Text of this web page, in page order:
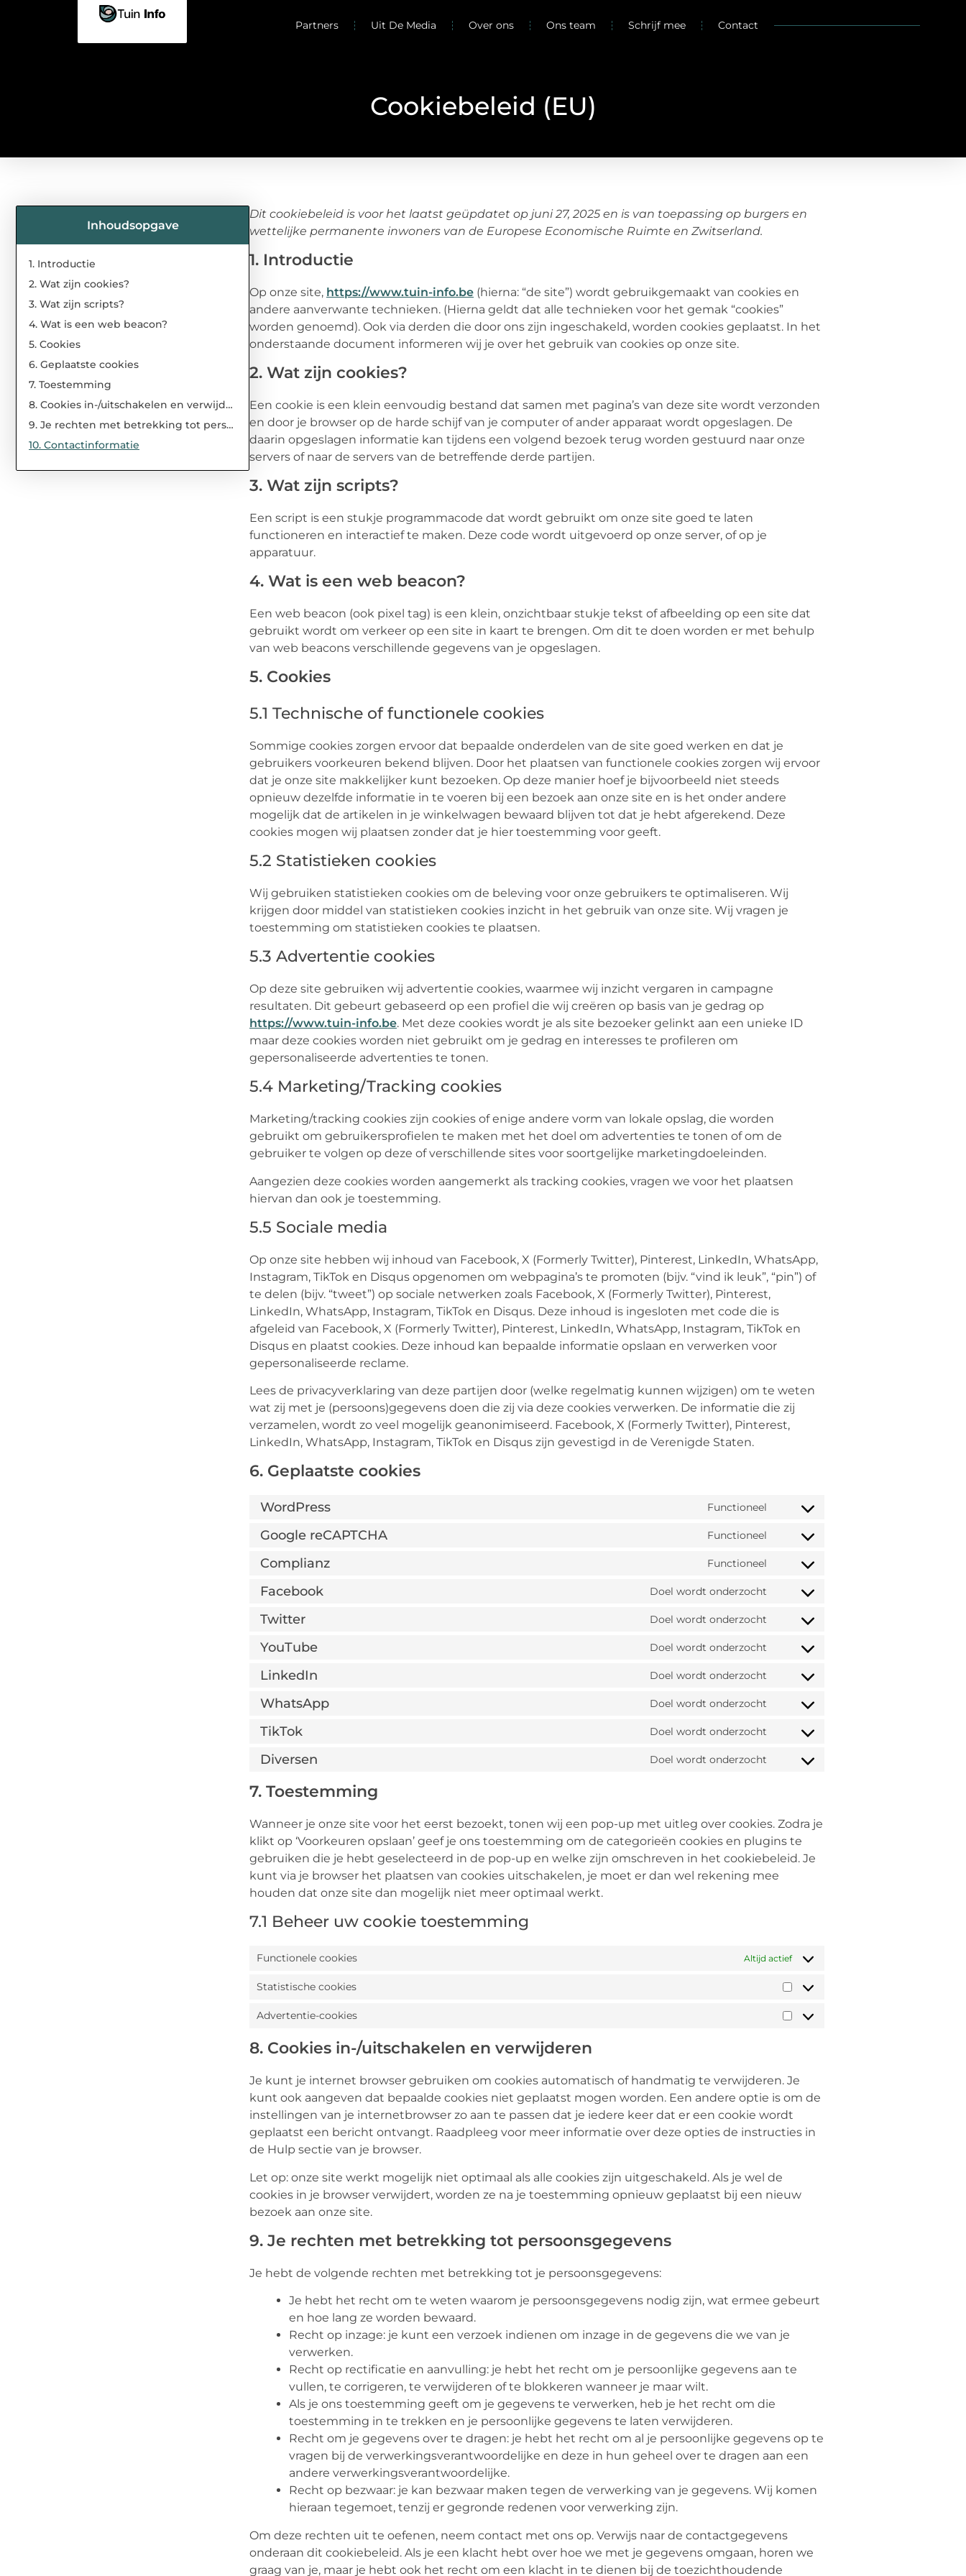
Partners Uit De Media Over ons Ons team Schrijf mee Contact
Cookiebeleid (EU)
Dit cookiebeleid is voor het laatst geüpdatet op juni 27, 2025 en is van toepassing op burgers en
wettelijke permanente inwoners van de Europese Economische Ruimte en Zwitserland.
1. Introductie
Op onze site, https://www.tuin-info.be (hierna: “de site”) wordt gebruikgemaakt van cookies en
andere aanverwante technieken. (Hierna geldt dat alle technieken voor het gemak “cookies”
worden genoemd). Ook via derden die door ons zijn ingeschakeld, worden cookies geplaatst. In het
onderstaande document informeren wij je over het gebruik van cookies op onze site.
2. Wat zijn cookies?
Een cookie is een klein eenvoudig bestand dat samen met pagina’s van deze site wordt verzonden
en door je browser op de harde schijf van je computer of ander apparaat wordt opgeslagen. De
daarin opgeslagen informatie kan tijdens een volgend bezoek terug worden gestuurd naar onze
servers of naar de servers van de betreffende derde partijen.
3. Wat zijn scripts?
Een script is een stukje programmacode dat wordt gebruikt om onze site goed te laten
functioneren en interactief te maken. Deze code wordt uitgevoerd op onze server, of op je
apparatuur.
4. Wat is een web beacon?
Een web beacon (ook pixel tag) is een klein, onzichtbaar stukje tekst of afbeelding op een site dat
gebruikt wordt om verkeer op een site in kaart te brengen. Om dit te doen worden er met behulp
van web beacons verschillende gegevens van je opgeslagen.
5. Cookies
5.1 Technische of functionele cookies
Sommige cookies zorgen ervoor dat bepaalde onderdelen van de site goed werken en dat je
gebruikers voorkeuren bekend blijven. Door het plaatsen van functionele cookies zorgen wij ervoor
dat je onze site makkelijker kunt bezoeken. Op deze manier hoef je bijvoorbeeld niet steeds
opnieuw dezelfde informatie in te voeren bij een bezoek aan onze site en is het onder andere
mogelijk dat de artikelen in je winkelwagen bewaard blijven tot dat je hebt afgerekend. Deze
cookies mogen wij plaatsen zonder dat je hier toestemming voor geeft.
5.2 Statistieken cookies
Wij gebruiken statistieken cookies om de beleving voor onze gebruikers te optimaliseren. Wij
krijgen door middel van statistieken cookies inzicht in het gebruik van onze site. Wij vragen je
toestemming om statistieken cookies te plaatsen.
5.3 Advertentie cookies
Op deze site gebruiken wij advertentie cookies, waarmee wij inzicht vergaren in campagne
resultaten. Dit gebeurt gebaseerd op een profiel die wij creëren op basis van je gedrag op
https://www.tuin-info.be. Met deze cookies wordt je als site bezoeker gelinkt aan een unieke ID
maar deze cookies worden niet gebruikt om je gedrag en interesses te profileren om
gepersonaliseerde advertenties te tonen.
5.4 Marketing/Tracking cookies
Marketing/tracking cookies zijn cookies of enige andere vorm van lokale opslag, die worden
gebruikt om gebruikersprofielen te maken met het doel om advertenties te tonen of om de
gebruiker te volgen op deze of verschillende sites voor soortgelijke marketingdoeleinden.
Aangezien deze cookies worden aangemerkt als tracking cookies, vragen we voor het plaatsen
hiervan dan ook je toestemming.
5.5 Sociale media
Op onze site hebben wij inhoud van Facebook, X (Formerly Twitter), Pinterest, LinkedIn, WhatsApp,
Instagram, TikTok en Disqus opgenomen om webpagina’s te promoten (bijv. “vind ik leuk”, “pin”) of
te delen (bijv. “tweet”) op sociale netwerken zoals Facebook, X (Formerly Twitter), Pinterest,
LinkedIn, WhatsApp, Instagram, TikTok en Disqus. Deze inhoud is ingesloten met code die is
afgeleid van Facebook, X (Formerly Twitter), Pinterest, LinkedIn, WhatsApp, Instagram, TikTok en
Disqus en plaatst cookies. Deze inhoud kan bepaalde informatie opslaan en verwerken voor
gepersonaliseerde reclame.
Lees de privacyverklaring van deze partijen door (welke regelmatig kunnen wijzigen) om te weten
wat zij met je (persoons)gegevens doen die zij via deze cookies verwerken. De informatie die zij
verzamelen, wordt zo veel mogelijk geanonimiseerd. Facebook, X (Formerly Twitter), Pinterest,
LinkedIn, WhatsApp, Instagram, TikTok en Disqus zijn gevestigd in de Verenigde Staten.
6. Geplaatste cookies
WordPress Functioneel
Google reCAPTCHA Functioneel
Complianz Functioneel
Facebook Doel wordt onderzocht
Twitter Doel wordt onderzocht
YouTube Doel wordt onderzocht
LinkedIn Doel wordt onderzocht
WhatsApp Doel wordt onderzocht
TikTok Doel wordt onderzocht
Diversen Doel wordt onderzocht
7. Toestemming
Wanneer je onze site voor het eerst bezoekt, tonen wij een pop-up met uitleg over cookies. Zodra je
klikt op ‘Voorkeuren opslaan’ geef je ons toestemming om de categorieën cookies en plugins te
gebruiken die je hebt geselecteerd in de pop-up en welke zijn omschreven in het cookiebeleid. Je
kunt via je browser het plaatsen van cookies uitschakelen, je moet er dan wel rekening mee
houden dat onze site dan mogelijk niet meer optimaal werkt.
7.1 Beheer uw cookie toestemming
Functionele cookies Altijd actief
Statistische cookies
Advertentie-cookies
8. Cookies in-/uitschakelen en verwijderen
Je kunt je internet browser gebruiken om cookies automatisch of handmatig te verwijderen. Je
kunt ook aangeven dat bepaalde cookies niet geplaatst mogen worden. Een andere optie is om de
instellingen van je internetbrowser zo aan te passen dat je iedere keer dat er een cookie wordt
geplaatst een bericht ontvangt. Raadpleeg voor meer informatie over deze opties de instructies in
de Hulp sectie van je browser.
Let op: onze site werkt mogelijk niet optimaal als alle cookies zijn uitgeschakeld. Als je wel de
cookies in je browser verwijdert, worden ze na je toestemming opnieuw geplaatst bij een nieuw
bezoek aan onze site.
9. Je rechten met betrekking tot persoonsgegevens
Je hebt de volgende rechten met betrekking tot je persoonsgegevens:
Je hebt het recht om te weten waarom je persoonsgegevens nodig zijn, wat ermee gebeurt
en hoe lang ze worden bewaard.
Recht op inzage: je kunt een verzoek indienen om inzage in de gegevens die we van je
verwerken.
Recht op rectificatie en aanvulling: je hebt het recht om je persoonlijke gegevens aan te
vullen, te corrigeren, te verwijderen of te blokkeren wanneer je maar wilt.
Als je ons toestemming geeft om je gegevens te verwerken, heb je het recht om die
toestemming in te trekken en je persoonlijke gegevens te laten verwijderen.
Recht om je gegevens over te dragen: je hebt het recht om al je persoonlijke gegevens op te
vragen bij de verwerkingsverantwoordelijke en deze in hun geheel over te dragen aan een
andere verwerkingsverantwoordelijke.
Recht op bezwaar: je kan bezwaar maken tegen de verwerking van je gegevens. Wij komen
hieraan tegemoet, tenzij er gegronde redenen voor verwerking zijn.
Om deze rechten uit te oefenen, neem contact met ons op. Verwijs naar de contactgegevens
onderaan dit cookiebeleid. Als je een klacht hebt over hoe we met je gegevens omgaan, horen we
graag van je, maar je hebt ook het recht om een klacht in te dienen bij de toezichthoudende
Inhoudsopgave
1. Introductie
2. Wat zijn cookies?
3. Wat zijn scripts?
4. Wat is een web beacon?
5. Cookies
6. Geplaatste cookies
7. Toestemming
8. Cookies in-/uitschakelen en verwijderen
9. Je rechten met betrekking tot persoonsgegevens
10. Contactinformatie